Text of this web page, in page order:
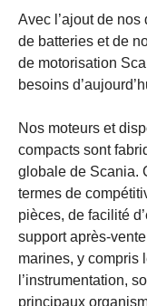
Avec l’ajout de
de batteries et de
de motorisation
besoins
Nos moteurs et
compacts sont
globale de Scania.
termes de
pièces, de facilité
support après-
marines, y compris
l’instrumentation,
principaux